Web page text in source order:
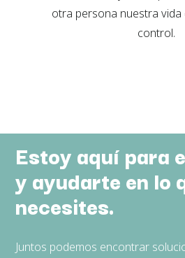
otra persona nuestra
control.
Estoy aquí para
y ayudarte en lo
necesites.
Juntos podemos encontrar